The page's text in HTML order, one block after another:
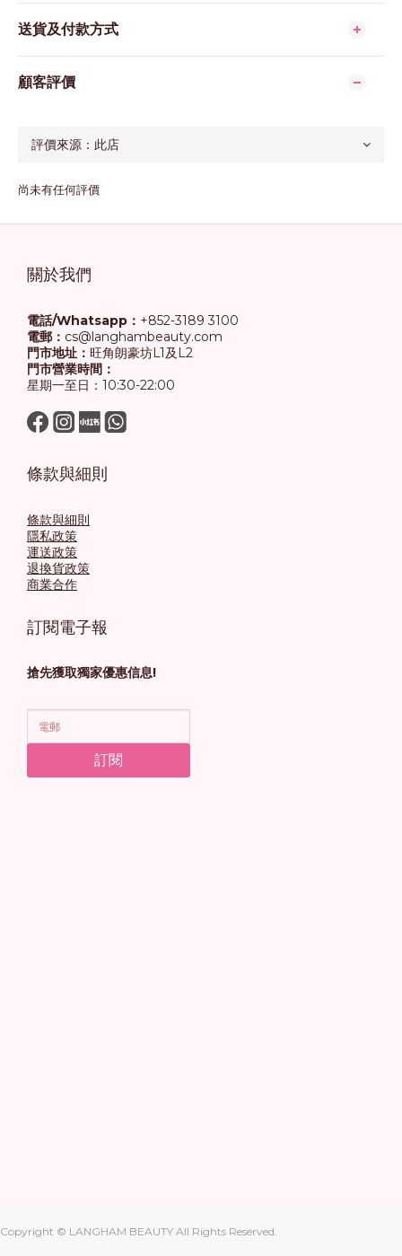
送貨及付款方式
顧客評價
尚未有任何評價
關於我們
電話/Whatsapp： +852-3189 3100
電郵： cs@langhambeauty.com
門市地址： 旺角朗豪坊L1及L2
門市營業時間：
星期一至日：10:30-22:00
條款與細則
條款與細則
隱私政策
運送政策
退換貨政策
商業合作
訂閱電子報
搶先獲取獨家優惠信息!
訂閱
Copyright © LANGHAM BEAUTY All Rights Reserved.